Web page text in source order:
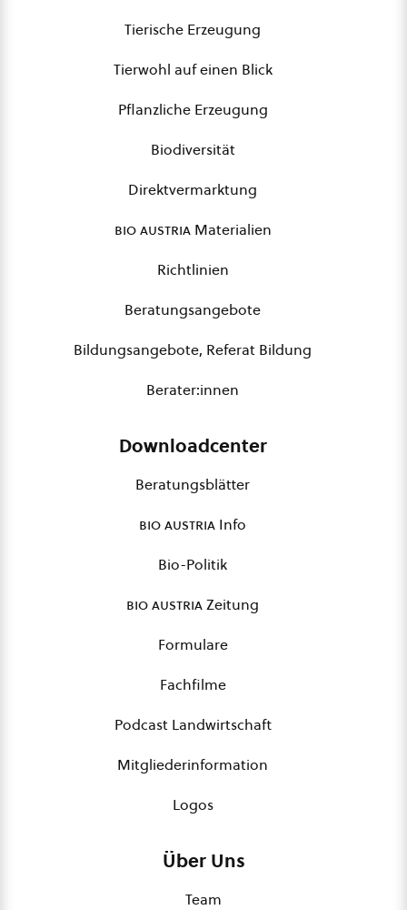
Tierische Erzeugung
Tierwohl auf einen Blick
Pflanzliche Erzeugung
Biodiversität
Direktvermarktung
bio austriaMaterialien
Richtlinien
Beratungsangebote
Bildungsangebote, Referat Bildung
Berater:innen
Downloadcenter
Beratungsblätter
bio austria Info
Bio-Politik
bio austriaZeitung
Formulare
Fachfilme
Podcast Landwirtschaft
Mitgliederinformation
Logos
Über Uns
Team